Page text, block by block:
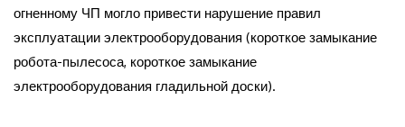
огненному ЧП могло привести нарушение правил
эксплуатации электрооборудования (короткое замыкание
робота-пылесоса, короткое замыкание
электрооборудования гладильной доски).